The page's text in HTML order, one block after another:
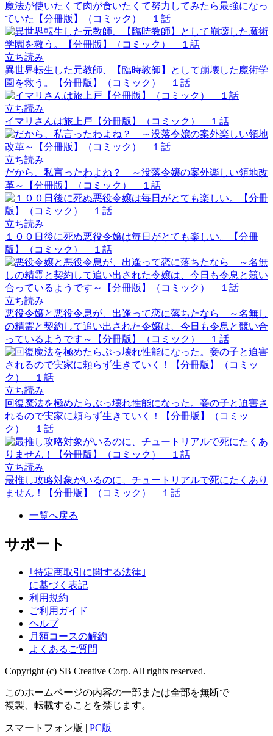
魔法が使いたくて肉が食いたくて努力してみたら最強になっ
ていた【分冊版】（コミック） １話
立ち読み
異世界転生した元教師、【臨時教師】として崩壊した魔術学
園を救う。【分冊版】（コミック） １話
立ち読み
イマリさんは旅上戸【分冊版】（コミック） １話
立ち読み
だから、私言ったわよね？ ～没落令嬢の案外楽しい領地改
革～【分冊版】（コミック） １話
立ち読み
１００日後に死ぬ悪役令嬢は毎日がとても楽しい。【分冊
版】（コミック） １話
立ち読み
悪役令嬢と悪役令息が、出逢って恋に落ちたなら ～名無し
の精霊と契約して追い出された令嬢は、今日も令息と競い合
っているようです～【分冊版】（コミック） １話
立ち読み
回復魔法を極めたらぶっ壊れ性能になった。妾の子と迫害さ
れるので実家に頼らず生きていく！【分冊版】（コミッ
ク） １話
立ち読み
最推し攻略対象がいるのに、チュートリアルで死にたくあり
ません！【分冊版】（コミック） １話
一覧へ戻る
サポート
｢特定商取引に関する法律｣
に基づく表記
利用規約
ご利用ガイド
ヘルプ
月額コースの解約
よくあるご質問
Copyright (c) SB Creative Corp. All rights reserved.
このホームページの内容の一部または全部を無断で
複製、転載することを禁じます。
スマートフォン版 | PC版